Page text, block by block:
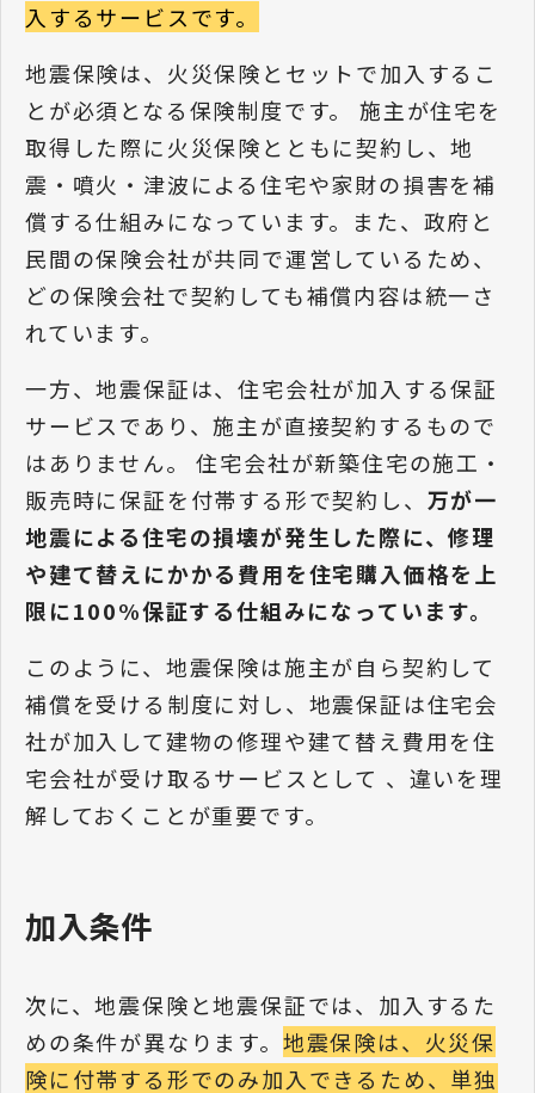
入するサービスです。
地震保険は、火災保険とセットで加入するこ
とが必須となる保険制度です。 施主が住宅を
取得した際に火災保険とともに契約し、地
震・噴火・津波による住宅や家財の損害を補
償する仕組みになっています。また、政府と
民間の保険会社が共同で運営しているため、
どの保険会社で契約しても補償内容は統一さ
れています。
一方、地震保証は、住宅会社が加入する保証
サービスであり、施主が直接契約するもので
はありません。 住宅会社が新築住宅の施工・
販売時に保証を付帯する形で契約し、 万が一
地震による住宅の損壊が発生した際に、修理
や建て替えにかかる費用を住宅購入価格を上
限に100%保証する仕組みになっています。
このように、地震保険は施主が自ら契約して
補償を受ける制度に対し、地震保証は住宅会
社が加入して建物の修理や建て替え費用を住
宅会社が受け取るサービスとして 、違いを理
解しておくことが重要です。
加入条件
次に、地震保険と地震保証では、加入するた
めの条件が異なります。 地震保険は、火災保
険に付帯する形でのみ加入できるため、単独